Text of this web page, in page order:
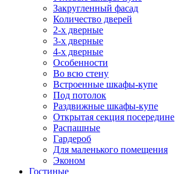
Закругленный фасад
Количество дверей
2-х дверные
3-х дверные
4-х дверные
Особенности
Во всю стену
Встроенные шкафы-купе
Под потолок
Раздвижные шкафы-купе
Открытая секция посередине
Распашные
Гардероб
Для маленького помещения
Эконом
Гостиные